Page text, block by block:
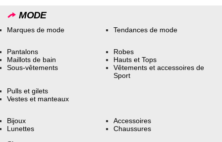
MODE
Marques de mode Tendances de mode
Pantalons
Maillots de bain
Sous-vêtements
Robes
Hauts et Tops
Vêtements et accessoires de
Sport
Pulls et gilets
Vestes et manteaux
Bijoux
Lunettes
Accessoires
Chaussures